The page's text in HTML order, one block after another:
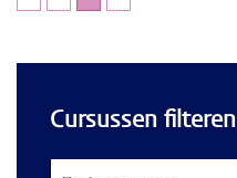
Cursussen filteren